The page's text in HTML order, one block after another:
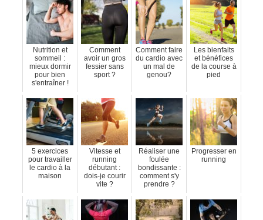
Nutrition et
sommeil :
mieux dormir
pour bien
s'entraîner !
Comment
avoir un gros
fessier sans
sport ?
Comment faire
du cardio avec
un mal de
genou?
Les bienfaits
et bénéfices
de la course à
pied
5 exercices
pour travailler
le cardio à la
maison
Vitesse et
running
débutant :
dois-je courir
vite ?
Réaliser une
foulée
bondissante :
comment s'y
prendre ?
Progresser en
running